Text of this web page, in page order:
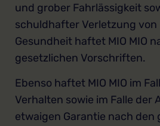
und grober Fahrlässigkeit
schuldhafter Verletzung von
Gesundheit haftet MIO MIO
gesetzlichen Vorschriften.
Ebenso haftet MIO MIO im
Verhalten sowie im Falle der
etwaigen Garantie nach den